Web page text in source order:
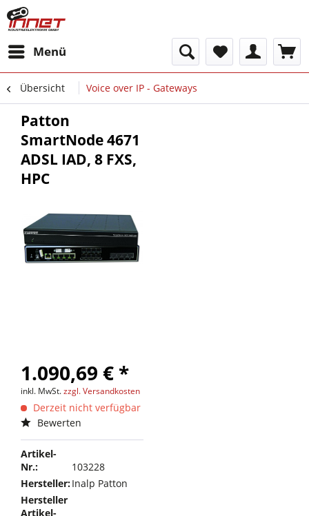
Menü
Übersicht Voice over IP - Gateways
Patton
SmartNode 4671
ADSL IAD, 8 FXS,
HPC
1.090,69 € *
inkl. MwSt.zzgl. Versandkosten
Derzeit nicht verfügbar
Bewerten
Artikel-
Nr.:
103228
Hersteller:Inalp Patton
Hersteller
Artikel-